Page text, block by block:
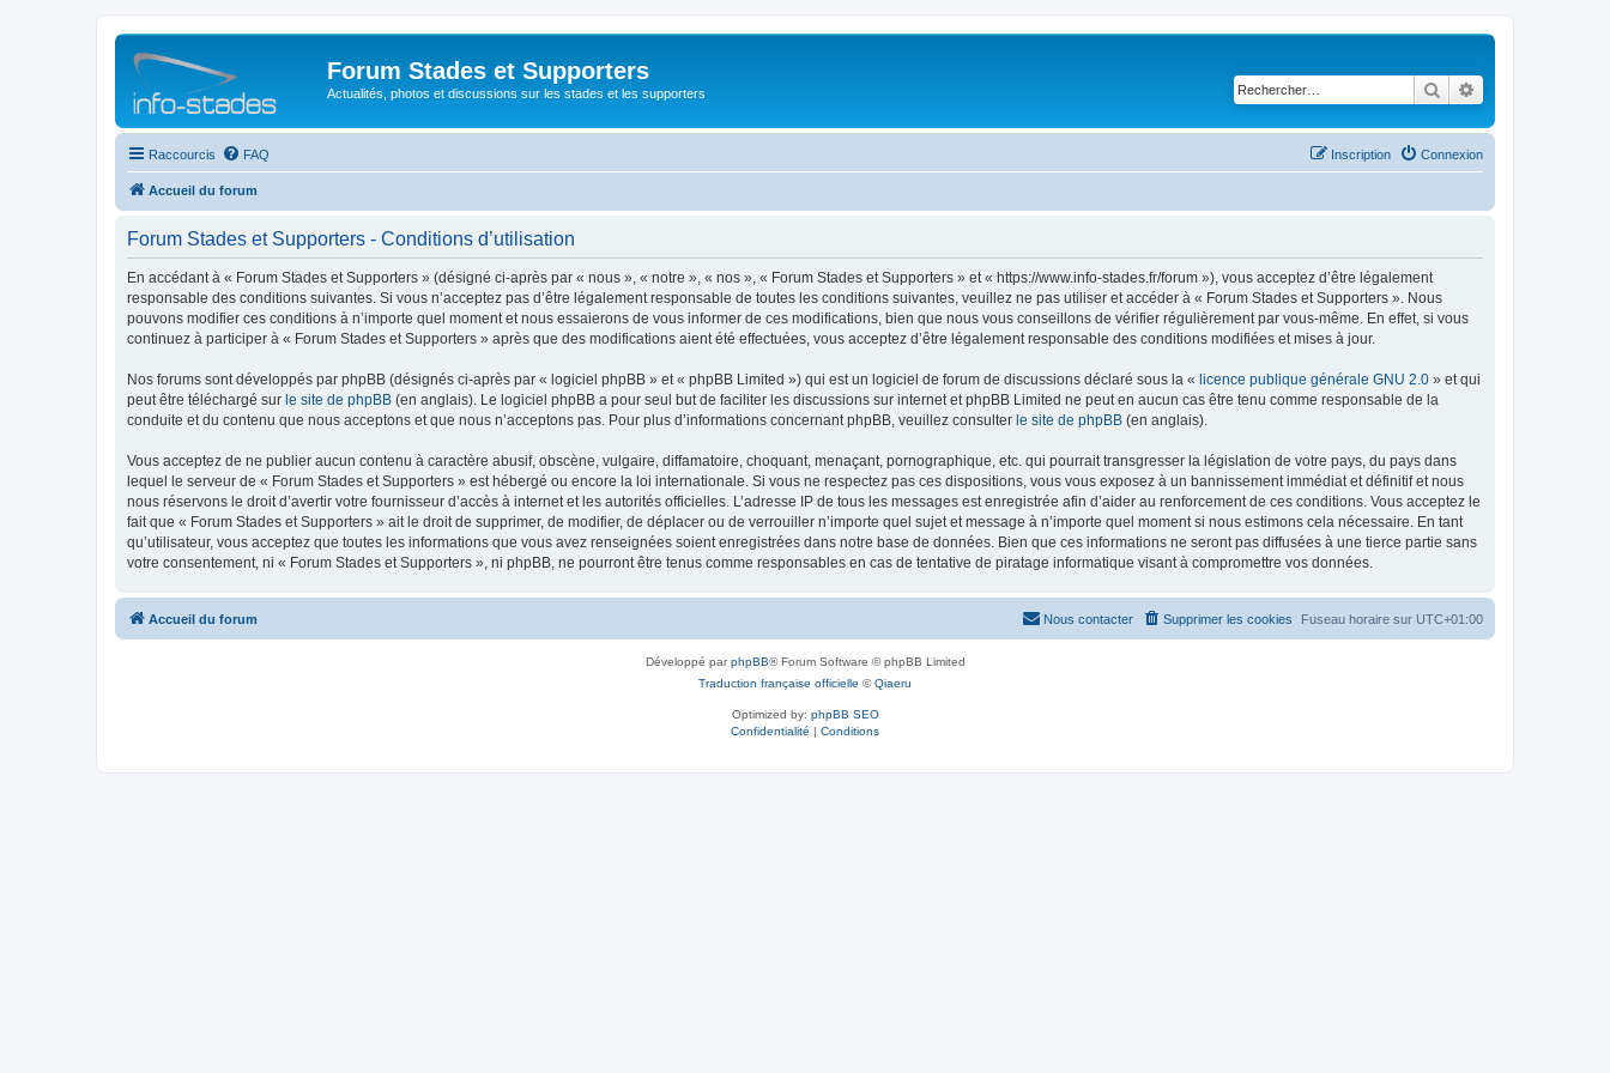
Forum Stades et Supporters
Actualités, photos et discussions sur les stades et les supporters Rechercher
Raccourcis FAQ Connexion
Inscription
Accueil du forum
Forum Stades et Supporters - Conditions d’utilisation
En accédant à « Forum Stades et Supporters » (désigné ci-après par « nous », « notre », « nos », « Forum Stades et Supporters » et « https://www.info-stades.fr/forum »), vous acceptez d’être légalement
responsable des conditions suivantes. Si vous n’acceptez pas d’être légalement responsable de toutes les conditions suivantes, veuillez ne pas utiliser et accéder à « Forum Stades et Supporters ». Nous
pouvons modifier ces conditions à n’importe quel moment et nous essaierons de vous informer de ces modifications, bien que nous vous conseillons de vérifier régulièrement par vous-même. En effet, si vous
continuez à participer à « Forum Stades et Supporters » après que des modifications aient été effectuées, vous acceptez d’être légalement responsable des conditions modifiées et mises à jour.
Nos forums sont développés par phpBB (désignés ci-après par « logiciel phpBB » et « phpBB Limited ») qui est un logiciel de forum de discussions déclaré sous la « licence publique générale GNU 2.0 » et qui
peut être téléchargé sur le site de phpBB (en anglais). Le logiciel phpBB a pour seul but de faciliter les discussions sur internet et phpBB Limited ne peut en aucun cas être tenu comme responsable de la
conduite et du contenu que nous acceptons et que nous n’acceptons pas. Pour plus d’informations concernant phpBB, veuillez consulter le site de phpBB (en anglais).
Vous acceptez de ne publier aucun contenu à caractère abusif, obscène, vulgaire, diffamatoire, choquant, menaçant, pornographique, etc. qui pourrait transgresser la législation de votre pays, du pays dans
lequel le serveur de « Forum Stades et Supporters » est hébergé ou encore la loi internationale. Si vous ne respectez pas ces dispositions, vous vous exposez à un bannissement immédiat et définitif et nous
nous réservons le droit d’avertir votre fournisseur d’accès à internet et les autorités officielles. L’adresse IP de tous les messages est enregistrée afin d’aider au renforcement de ces conditions. Vous acceptez le
fait que « Forum Stades et Supporters » ait le droit de supprimer, de modifier, de déplacer ou de verrouiller n’importe quel sujet et message à n’importe quel moment si nous estimons cela nécessaire. En tant
qu’utilisateur, vous acceptez que toutes les informations que vous avez renseignées soient enregistrées dans notre base de données. Bien que ces informations ne seront pas diffusées à une tierce partie sans
votre consentement, ni « Forum Stades et Supporters », ni phpBB, ne pourront être tenus comme responsables en cas de tentative de piratage informatique visant à compromettre vos données.
Accueil du forum Fuseau horaire sur UTC+01:00
Supprimer les cookies
Nous contacter
Développé parphpBB® Forum Software © phpBB Limited
Traduction française officielle ©Qiaeru
Optimized by: phpBB SEO
Confidentialité | Conditions